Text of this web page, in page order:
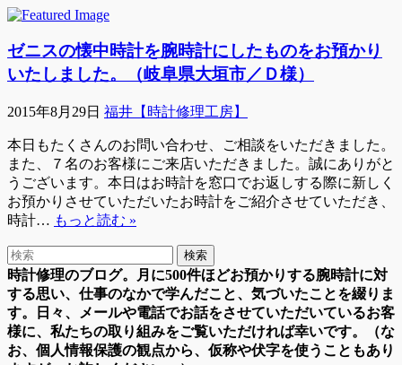
ゼニスの懐中時計を腕時計にしたものをお預かり
いたしました。（岐阜県大垣市／Ｄ様）
2015年8月29日 福井【時計修理工房】
本日もたくさんのお問い合わせ、ご相談をいただきました。
また、７名のお客様にご来店いただきました。誠にありがと
うございます。本日はお時計を窓口でお返しする際に新しく
お預かりさせていただいたお時計をご紹介させていただき、
時計… もっと読む »
時計修理のブログ。月に500件ほどお預かりする腕時計に対
する思い、仕事のなかで学んだこと、気づいたことを綴りま
す。日々、メールや電話でお話をさせていただいているお客
様に、私たちの取り組みをご覧いただければ幸いです。（な
お、個人情報保護の観点から、仮称や伏字を使うこともあり